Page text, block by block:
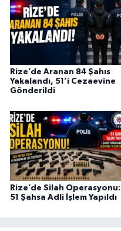
Rize’de Aranan 84 Şahıs
Yakalandı, 51’i Cezaevine
Gönderildi
Rize’de Silah Operasyonu:
51 Şahsa Adli İşlem Yapıldı